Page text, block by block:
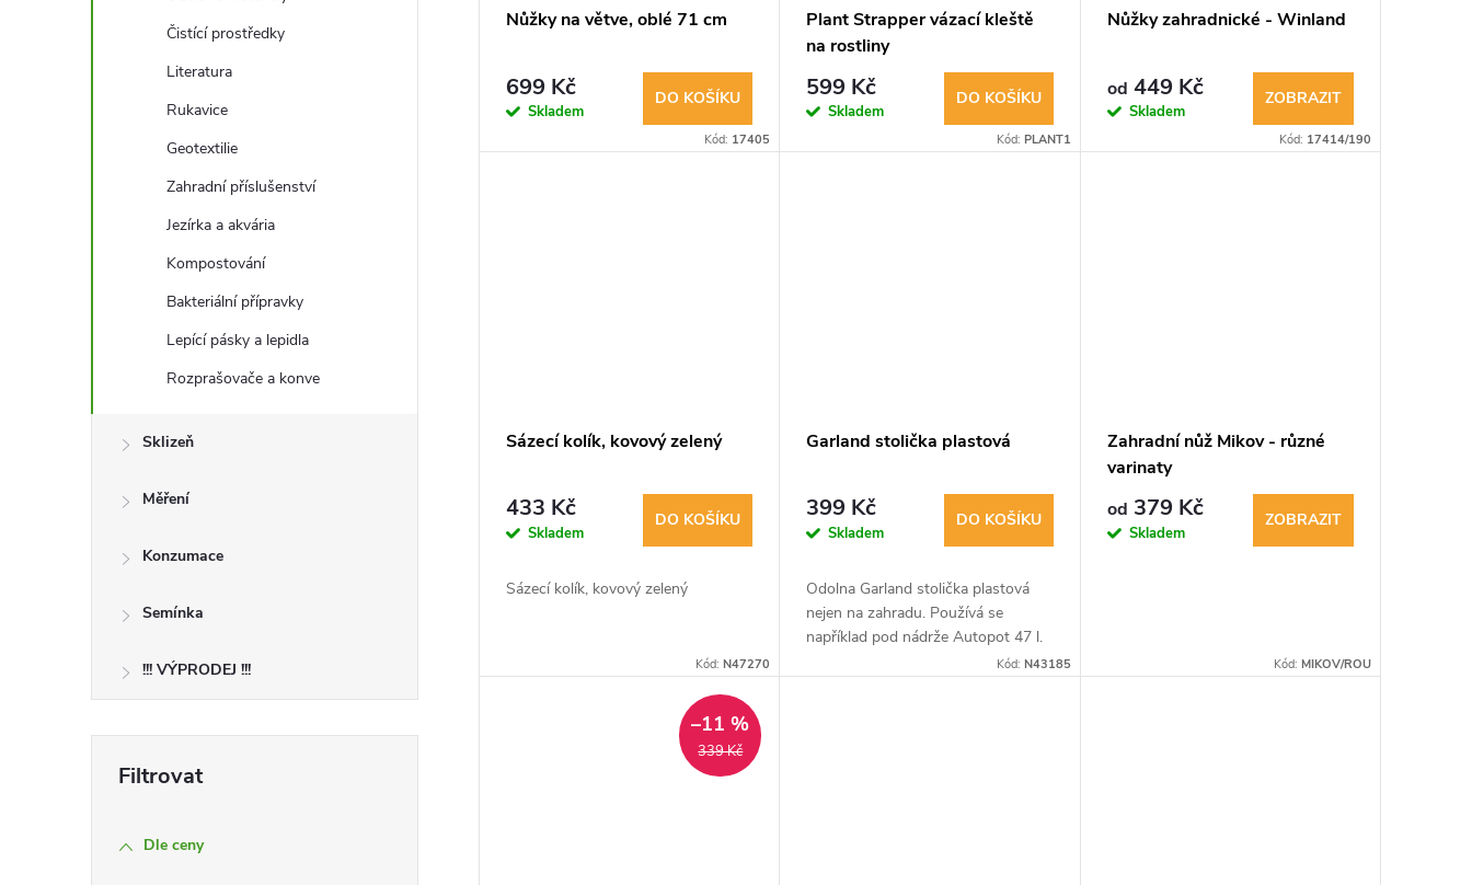
Čistící prostředky
Literatura
Rukavice
Geotextilie
Zahradní příslušenství
Jezírka a akvária
Kompostování
Bakteriální přípravky
Lepící pásky a lepidla
Rozprašovače a konve
Sklizeň
Měření
Konzumace
Semínka
!!! VÝPRODEJ !!!
Dle ceny
u
o
Nůžky na větve, oblé 71 cm
699 Kč
Skladem
DO KOŠÍKU
Kód: 17405
Plant Strapper vázací kleště
na rostliny
599 Kč
Skladem
DO KOŠÍKU
Kód: PLANT1
Nůžky zahradnické - Winland
od 449 Kč
Skladem
ZOBRAZIT
Kód: 17414/190
Sázecí kolík, kovový zelený
433 Kč
Skladem
DO KOŠÍKU
Sázecí kolík, kovový zelený
Kód:N47270
Garland stolička plastová
399 Kč
Skladem
DO KOŠÍKU
Odolna Garland stolička plastová
nejen na zahradu. Používá se
například pod nádrže Autopot 47 l.
Kód: N43185
Zahradní nůž Mikov - různé
varinaty
od 379 Kč
Skladem
ZOBRAZIT
Kód: MIKOV/ROU
339 Kč
–11 %